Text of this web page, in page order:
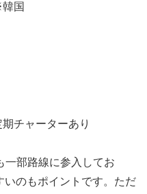
国
チャーターあり
一部路線に参入してお
いのもポイントです。ただ